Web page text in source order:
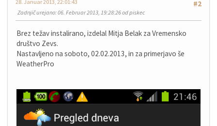
#2
28. Januar 2013, 22:01:43
Zadnjič urejano: 06. Februar 2013, 19:28:26 od piskec
Brez težav instalirano, izdelal Mitja Belak za Vremensko
društvo Zevs.
Nastavljeno na soboto, 02.02.2013, in za primerjavo še
WeatherPro